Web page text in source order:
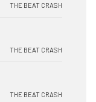
THE BEAT CRASH
THE BEAT CRASH
THE BEAT CRASH